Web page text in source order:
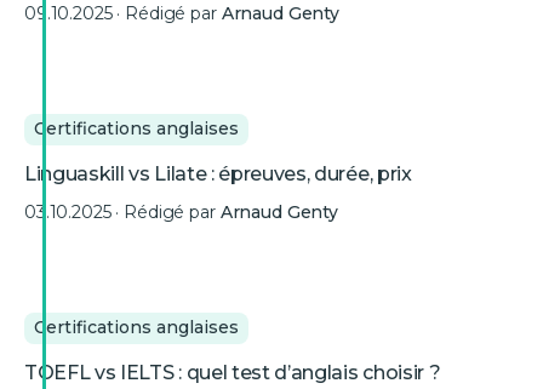
09.10.2025· Rédigé par Arnaud Genty
Certifications anglaises
Linguaskill vs Lilate : épreuves, durée, prix
03.10.2025· Rédigé par Arnaud Genty
Certifications anglaises
TOEFL vs IELTS : quel test d’anglais choisir ?